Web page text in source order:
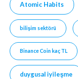
Atomic Habits
bilişim sektörü
Binance Coin kaç TL
duygusal iyileşme